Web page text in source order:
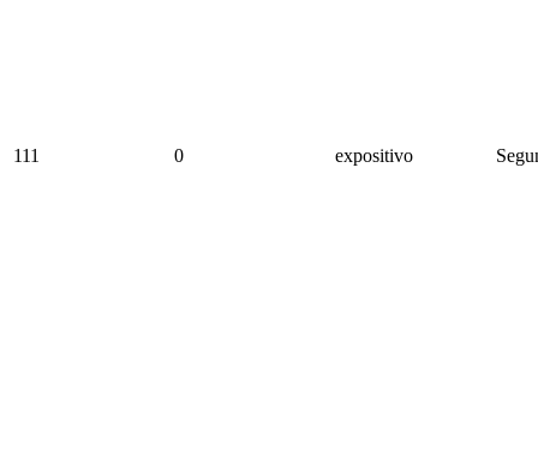
111 0 expositivo